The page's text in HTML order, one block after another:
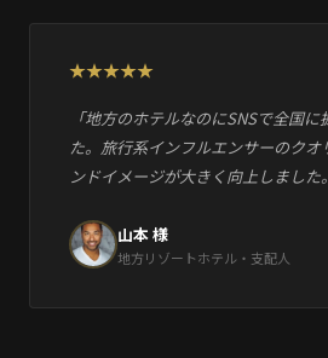
「地方のホテルなのにSNSで全国
た。旅行系インフルエンサーのクオ
ンドイメージが大きく向上しました
山本 様
地方リゾートホテル・支配人